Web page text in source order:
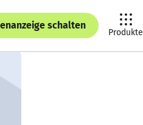
schalten
Produkte